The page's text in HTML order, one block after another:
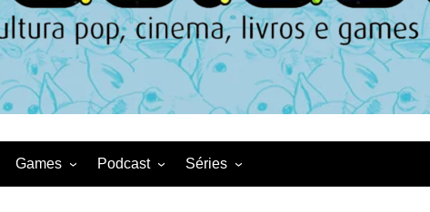
Games Podcast Séries